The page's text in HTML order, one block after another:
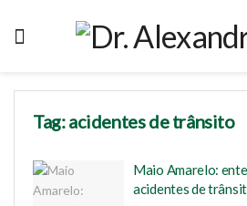
Tag:acidentes de trânsito
Maio Amarelo:
acidentes de